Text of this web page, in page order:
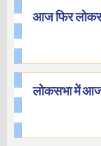
आज फिर
लोकसभा में आज